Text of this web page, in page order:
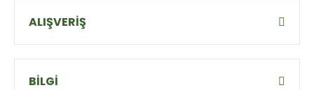
ALIŞVERİŞ
BİLGİ